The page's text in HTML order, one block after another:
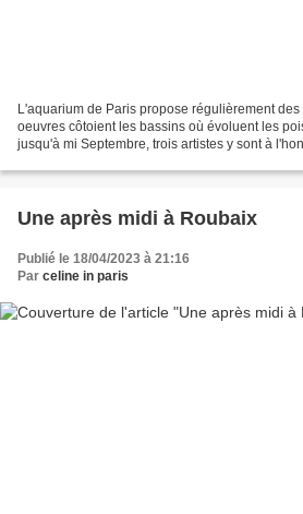
L'aquarium de Paris propose régulièrement
oeuvres côtoient les bassins où évoluent les
jusqu'à mi Septembre, trois artistes y sont à
Une après midi à Roubaix
Publié le 18/04/2023 à 21:16
Par celine in paris